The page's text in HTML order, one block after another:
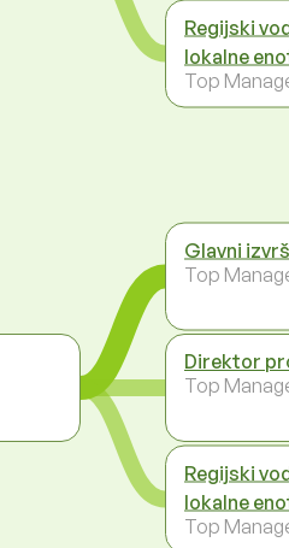
Regijski
lokalne
Top
Glavni
Top
Direktor
Top
Regijski
lokalne
Top